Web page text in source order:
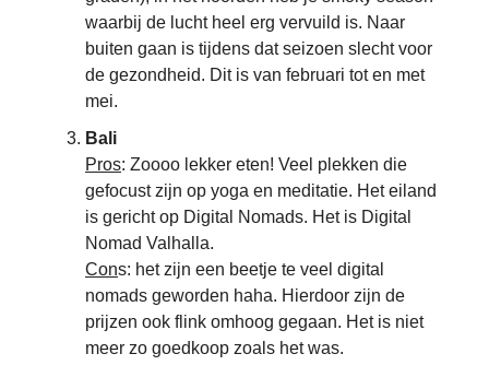
waarbij de lucht heel erg vervuild is. Naar
buiten gaan is tijdens dat seizoen slecht voor
de gezondheid. Dit is van februari tot en met
mei.
Bali
Pros: Zoooo lekker eten! Veel plekken die
gefocust zijn op yoga en meditatie. Het eiland
is gericht op Digital Nomads. Het is Digital
Nomad Valhalla.
Cons: het zijn een beetje te veel digital
nomads geworden haha. Hierdoor zijn de
prijzen ook flink omhoog gegaan. Het is niet
meer zo goedkoop zoals het was.